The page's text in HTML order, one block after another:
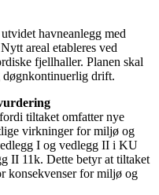
havneanlegg med
areal etableres ved
fjellhaller. Planen skal
drift.
tiltaket omfatter nye
virkninger for miljø og
I og vedlegg II i KU
II 11k. Dette betyr at tiltaket
konsekvenser for miljø og